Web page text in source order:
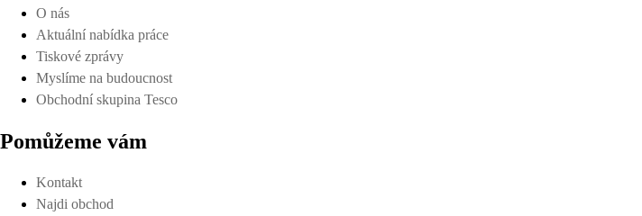
O nás
Aktuální nabídka práce
Tiskové zprávy
Myslíme na budoucnost
Obchodní skupina Tesco
Pomůžeme vám
Kontakt
Najdi obchod